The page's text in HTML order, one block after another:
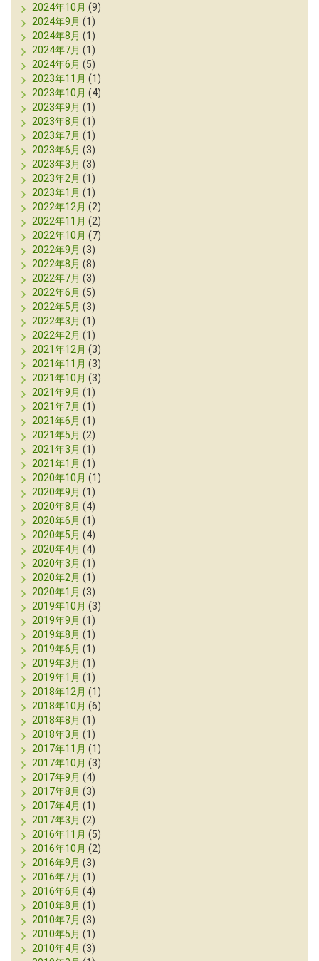
2024年10月 (9)
2024年9月 (1)
2024年8月 (1)
2024年7月 (1)
2024年6月 (5)
2023年11月 (1)
2023年10月 (4)
2023年9月 (1)
2023年8月 (1)
2023年7月 (1)
2023年6月 (3)
2023年3月 (3)
2023年2月 (1)
2023年1月 (1)
2022年12月 (2)
2022年11月 (2)
2022年10月 (7)
2022年9月 (3)
2022年8月 (8)
2022年7月 (3)
2022年6月 (5)
2022年5月 (3)
2022年3月 (1)
2022年2月 (1)
2021年12月 (3)
2021年11月 (3)
2021年10月 (3)
2021年9月 (1)
2021年7月 (1)
2021年6月 (1)
2021年5月 (2)
2021年3月 (1)
2021年1月 (1)
2020年10月 (1)
2020年9月 (1)
2020年8月 (4)
2020年6月 (1)
2020年5月 (4)
2020年4月 (4)
2020年3月 (1)
2020年2月 (1)
2020年1月 (3)
2019年10月 (3)
2019年9月 (1)
2019年8月 (1)
2019年6月 (1)
2019年3月 (1)
2019年1月 (1)
2018年12月 (1)
2018年10月 (6)
2018年8月 (1)
2018年3月 (1)
2017年11月 (1)
2017年10月 (3)
2017年9月 (4)
2017年8月 (3)
2017年4月 (1)
2017年3月 (2)
2016年11月 (5)
2016年10月 (2)
2016年9月 (3)
2016年7月 (1)
2016年6月 (4)
2010年8月 (1)
2010年7月 (3)
2010年5月 (1)
2010年4月 (3)